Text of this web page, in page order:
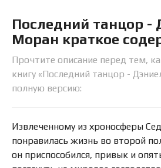
Последний танцор -
Моран краткое
Прочтите описание перед тем,
книгу «Последний танцор -
полную версию:
Извлеченному из хроносферы
понравилась жизнь во второй
он приспособился, привык и